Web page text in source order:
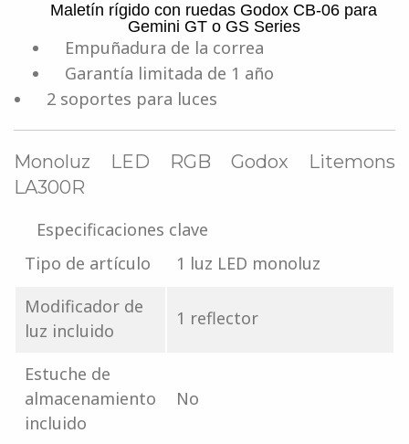
Maletín rígido con ruedas Godox CB-06 para
Gemini GT o GS Series
Empuñadura de la correa
Garantía limitada de 1 año
2 soportes para luces
Monoluz LED RGB Godox Litemons
LA300R
Especificaciones clave
Tipo de artículo
1 luz LED monoluz
Modificador de
luz incluido
1 reflector
Estuche de
almacenamiento
incluido
No